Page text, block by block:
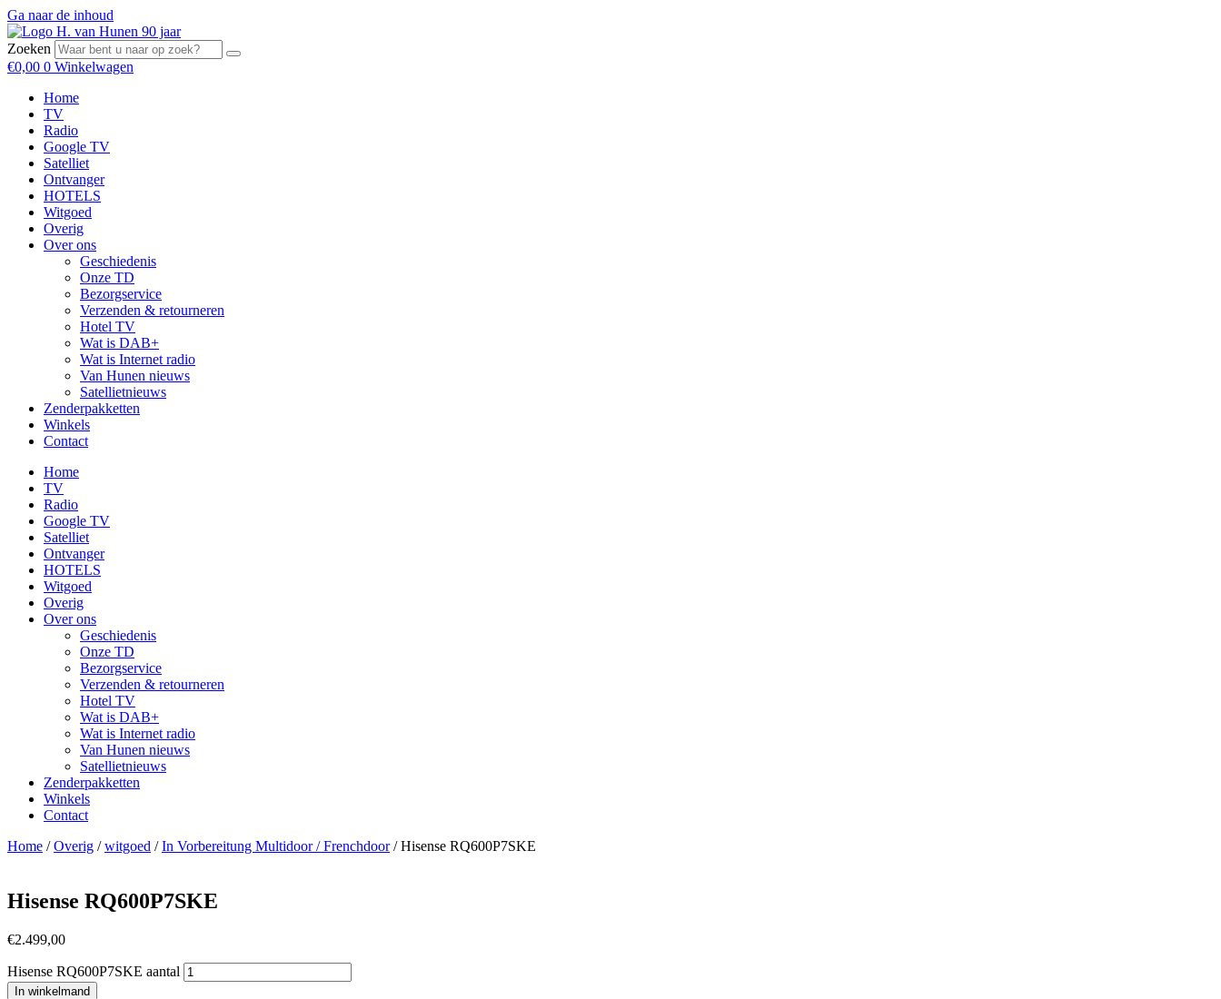
Ga naar de inhoud
Zoeken
€0,00 0 Winkelwagen
Home
TV
Radio
Google TV
Satelliet
Ontvanger
HOTELS
Witgoed
Overig
Over ons
Geschiedenis
Onze TD
Bezorgservice
Verzenden & retourneren
Hotel TV
Wat is DAB+
Wat is Internet radio
Van Hunen nieuws
Satellietnieuws
Zenderpakketten
Winkels
Contact
Home
TV
Radio
Google TV
Satelliet
Ontvanger
HOTELS
Witgoed
Overig
Over ons
Geschiedenis
Onze TD
Bezorgservice
Verzenden & retourneren
Hotel TV
Wat is DAB+
Wat is Internet radio
Van Hunen nieuws
Satellietnieuws
Zenderpakketten
Winkels
Contact
Home /Overig /witgoed /In Vorbereitung Multidoor / Frenchdoor/ Hisense RQ600P7SKE
Hisense RQ600P7SKE
€2.499,00
Hisense RQ600P7SKE aantal
In winkelmand